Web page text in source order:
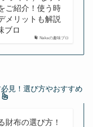
Nakaの趣味ブロ
ご紹介！使う時
メリットも解説
ブロ
見！選び方やおすすめ
財布の選び方！